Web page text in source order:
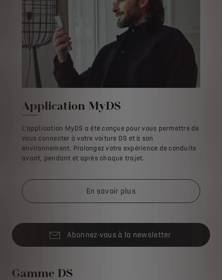
Application MyDS
L'application MyDS a été conçue pour vous permettre de
vous connecter à votre voiture DS et à son
environnement. Prolongez votre expérience de conduite
avant, pendant et après chaque trajet.
En savoir plus
Abonnez-vous à la newsletter
Gamme DS